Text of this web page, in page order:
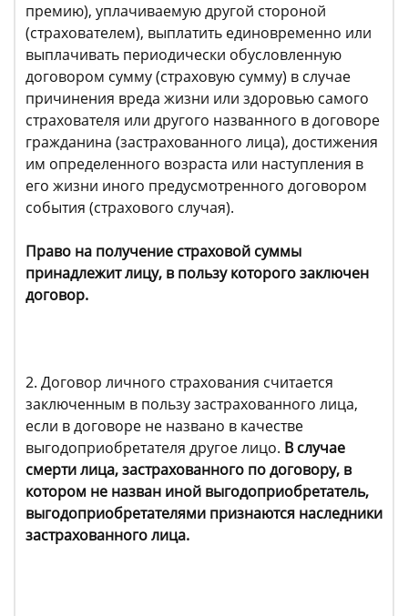
премию), уплачиваемую другой стороной
(страхователем), выплатить единовременно или
выплачивать периодически обусловленную
договором сумму (страховую сумму) в случае
причинения вреда жизни или здоровью самого
страхователя или другого названного в договоре
гражданина (застрахованного лица), достижения
им определенного возраста или наступления в
его жизни иного предусмотренного договором
события (страхового случая).
Право на получение страховой суммы
принадлежит лицу, в пользу которого заключен
договор.
2. Договор личного страхования считается
заключенным в пользу застрахованного лица,
если в договоре не названо в качестве
выгодоприобретателя другое лицо. В случае
смерти лица, застрахованного по договору, в
котором не назван иной выгодоприобретатель,
выгодоприобретателями признаются наследники
застрахованного лица.